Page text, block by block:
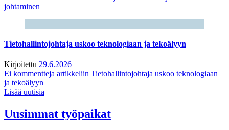
johtaminen
Tietohallintojohtaja uskoo teknologiaan ja tekoälyyn
Kirjoitettu 29.6.2026
Ei kommentteja artikkeliin Tietohallintojohtaja uskoo teknologiaan
ja tekoälyyn
Lisää uutisia
Uusimmat työpaikat